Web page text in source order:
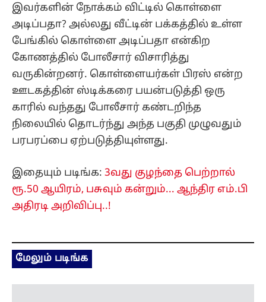
இவர்களின் நோக்கம் விட்டில் கொள்ளை
அடிப்பதா? அல்லது வீட்டின் பக்கத்தில் உள்ள
பேங்கில் கொள்ளை அடிப்பதா என்கிற
கோணத்தில் போலீசார் விசாரித்து
வருகின்றனர். கொள்ளையர்கள் பிரஸ் என்ற
ஊடகத்தின் ஸ்டிக்கரை பயன்படுத்தி ஒரு
காரில் வந்தது போலீசார் கண்டறிந்த
நிலையில் தொடர்ந்து அந்த பகுதி முழுவதும்
பரபரப்பை ஏற்படுத்தியுள்ளது.
இதையும் படிங்க: 3வது குழந்தை பெற்றால்
ரூ.50 ஆயிரம், பசுவும் கன்றும்... ஆந்திர எம்.பி
அதிரடி அறிவிப்பு..!
மேலும் படிங்க